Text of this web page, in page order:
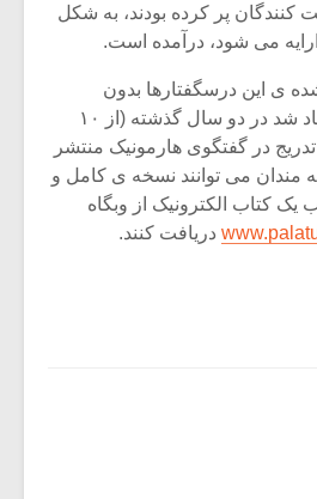
پر کرده بودند، به شکل
می شود، درآمده است.
ی این درسگفتارها بدون
افزوده هایی که از آن یاد شد در دو سال گذشته (از ۱۰
به تدریج در گفتگوی هارمونیک منتشر
مندان می توانند نسخه ی کامل و
یک کتاب الکترونیک از وبگاه
دریافت کنند.